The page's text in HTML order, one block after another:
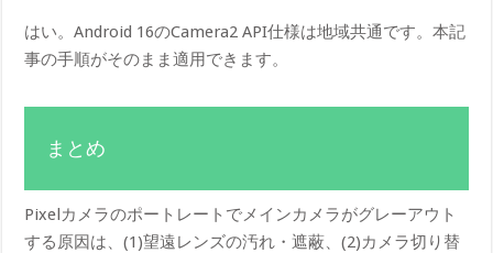
はい。Android 16のCamera2 API仕様は地域共通です。本記
事の手順がそのまま適用できます。
まとめ
Pixelカメラのポートレートでメインカメラがグレーアウト
する原因は、(1)望遠レンズの汚れ・遮蔽、(2)カメラ切り替